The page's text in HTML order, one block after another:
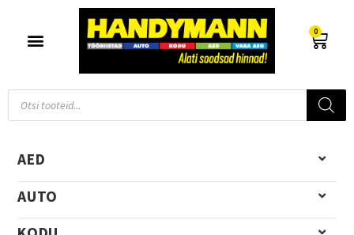
0
AED
AUTO